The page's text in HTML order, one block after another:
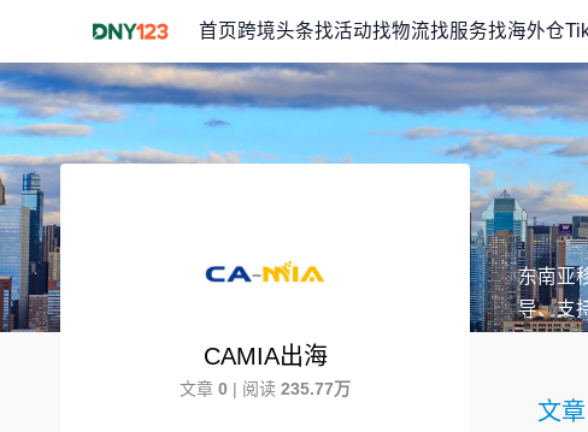
首页 跨境头条找活动找物流找服务找海外仓
CAMIA出海
文章 0 | 阅读 235.77万
东南亚
导、支
文章